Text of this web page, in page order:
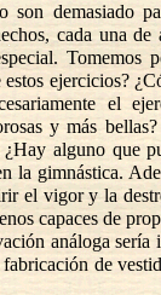
demasiado
cada una de
Tomemos
ejercicios?
el
y más
alguno que
la gimnástica.
el vigor y la
capaces de
análoga sería
de